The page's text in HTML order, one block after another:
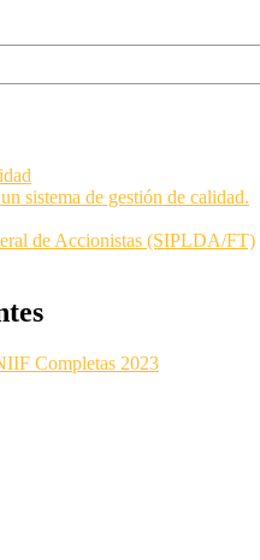
sistema de gestión de calidad.
de Accionistas (SIPLDA/FT)
Completas 2023